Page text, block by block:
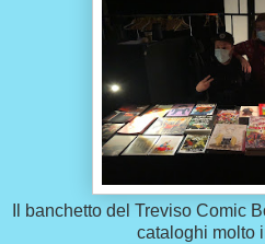
Il banchetto del Treviso Comic
cataloghi molto